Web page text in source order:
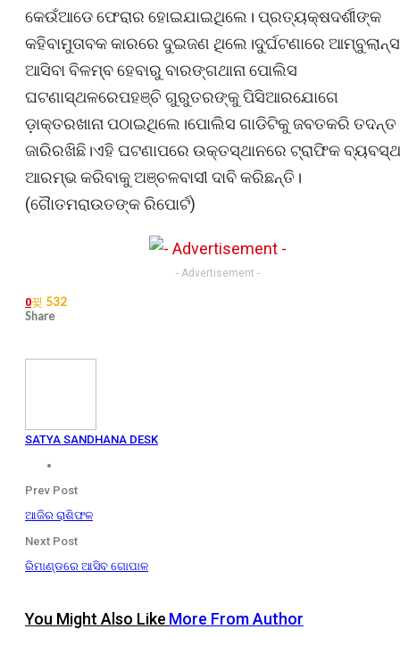
କେଉଁଆଡେ ଫେରାର ହୋଇଯାଇଥିଲେ। ପ୍ରତ୍ୟକ୍ଷଦର୍ଶୀଙ୍କ
କହିବାମୁତାବକ କାରରେ ଦୁଇଜଣ ଥିଲେ।ଦୁର୍ଘଟଣାରେ ଆମ୍ବୁଲାନ୍ସ
ଆସିବା ବିଳମ୍ବ ହେବାରୁ ବାରଙ୍ଗଥାନା ପୋଲିସ
ଘଟଣାସ୍ଥଳରେପହଞ୍ଚି ଗୁରୁତରଙ୍କୁ ପିସିଆରଯୋଗେ
ଡ଼ାକ୍ତରଖାନା ପଠାଇଥିଲେ।ପୋଲିସ ଗାଡିଟିକୁ ଜବତକରି ତଦନ୍ତ
ଜାରିରଖିଛି।ଏହି ଘଟଣାପରେ ଉକ୍ତସ୍ଥାନରେ ଟ୍ରାଫିକ
ଆରମ୍ଭ କରିବାକୁ ଅଞ୍ଚଳବାସୀ ଦାବି କରିଛନ୍ତି।
(ଗୈାତମରାଉତଙ୍କ ରିପୋର୍ଟ)
- Advertisement -
0
532
Share
SATYA SANDHANA DESK
Prev Post
ଆଜିର ରାଶିଫଳ
Next Post
ରିମାଣ୍ଡରେ ଆସିବ ଗୋପାଳ
You Might Also Like More From Author